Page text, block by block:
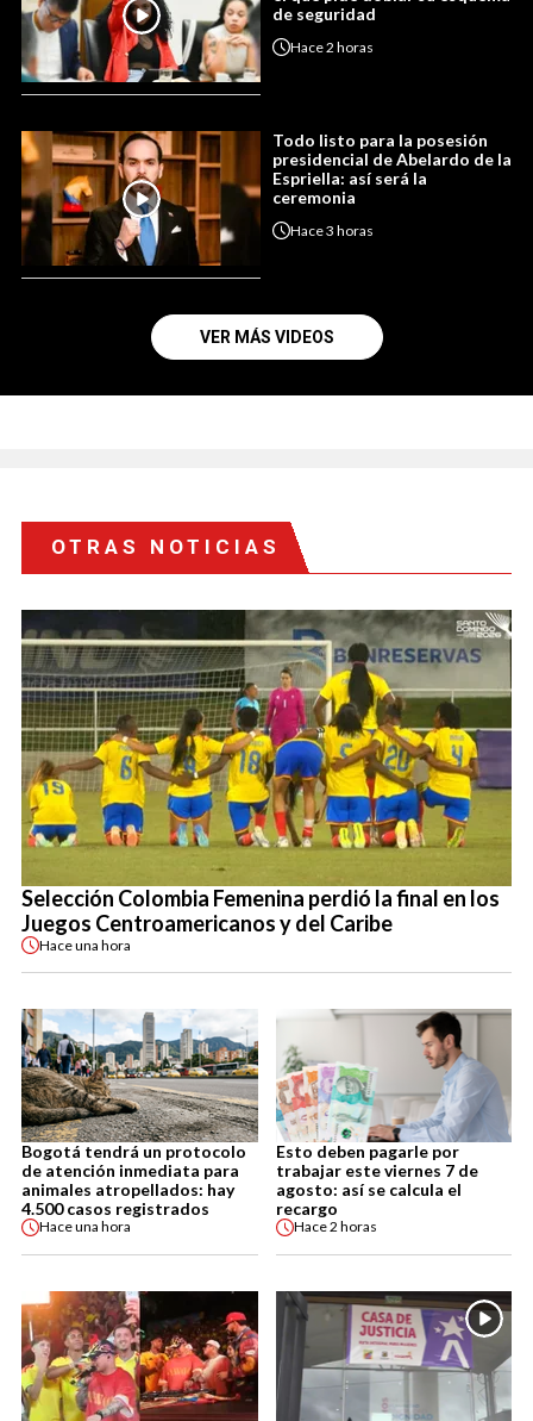
de seguridad
Hace2 horas
Todo listo para la posesión
presidencial de Abelardo de la
Espriella: así será la
ceremonia
Hace3 horas
VER MÁS VIDEOS
OTRAS NOTICIAS
Selección Colombia Femenina perdió la final en los
Juegos Centroamericanos y del Caribe
Haceuna hora
Bogotá tendrá un protocolo
de atención inmediata para
animales atropellados: hay
4.500 casos registrados
Haceuna hora
Esto deben pagarle por
trabajar este viernes 7 de
agosto: así se calcula el
recargo
Hace2 horas